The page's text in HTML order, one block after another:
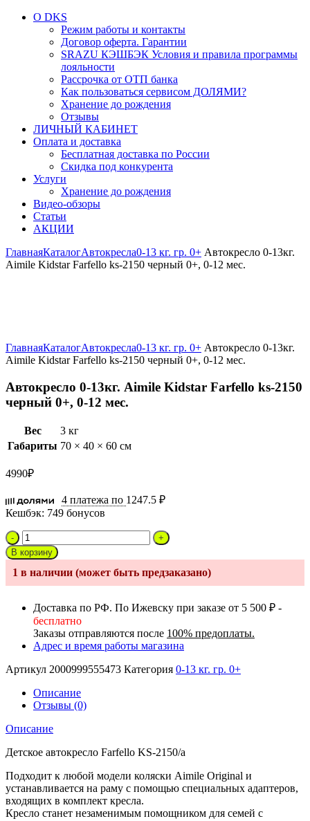
О DKS
Режим работы и контакты
Договор оферта. Гарантии
SRAZU КЭШБЭК Условия и правила программы
лояльности
Рассрочка от ОТП банка
Как пользоваться сервисом ДОЛЯМИ?
Хранение до рождения
Отзывы
ЛИЧНЫЙ КАБИНЕТ
Оплата и доставка
Бесплатная доставка по России
Скидка под конкурента
Услуги
Хранение до рождения
Видео-обзоры
Статьи
АКЦИИ
ГлавнаяКаталогАвтокресла0-13 кг. гр. 0+ Автокресло 0-13кг.
Aimile Kidstar Farfello ks-2150 черный 0+, 0-12 мес.
ГлавнаяКаталогАвтокресла0-13 кг. гр. 0+ Автокресло 0-13кг.
Aimile Kidstar Farfello ks-2150 черный 0+, 0-12 мес.
Автокресло 0-13кг. Aimile Kidstar Farfello ks-2150
черный 0+, 0-12 мес.
Вес
3 кг
Габариты 70 × 40 × 60 см
4990₽
4 платежа по 1247.5 ₽
Кешбэк: 749 бонусов
Количество
товара
Автокресло
0-
13кг.
Kidstar
Farfello
ks-
2150
0+,
12
мес.
В корзину
1 в наличии (может быть предзаказано)
Доставка по РФ. По Ижевску при заказе от 5 500 ₽ -
бесплатно
Заказы отправляются после 100% предоплаты.
Адрес и время работы магазина
Артикул 2000999555473 Категория 0-13 кг. гр. 0+
Описание
Отзывы (0)
Описание
Детское автокресло Farfello KS-2150/а
Подходит к любой модели коляски Aimile Original и
устанавливается на раму с помощью специальных адаптеров,
входящих в комплект кресла.
Кресло станет незаменимым помощником для семей с